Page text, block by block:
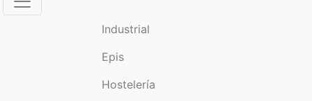
Industrial
Epis
Hostelería